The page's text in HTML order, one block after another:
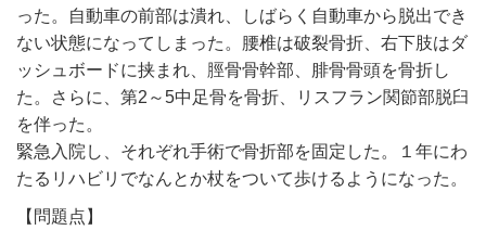
った。自動車の前部は潰れ、しばらく自動車から脱出でき
ない状態になってしまった。腰椎は破裂骨折、右下肢はダ
ッシュボードに挟まれ、脛骨骨幹部、腓骨骨頭を骨折し
た。さらに、第2～5中足骨を骨折、リスフラン関節部脱臼
を伴った。
緊急入院し、それぞれ手術で骨折部を固定した。１年にわ
たるリハビリでなんとか杖をついて歩けるようになった。
【問題点】